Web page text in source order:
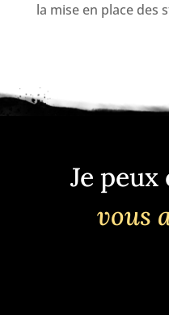
la mise en place des
Je
vous